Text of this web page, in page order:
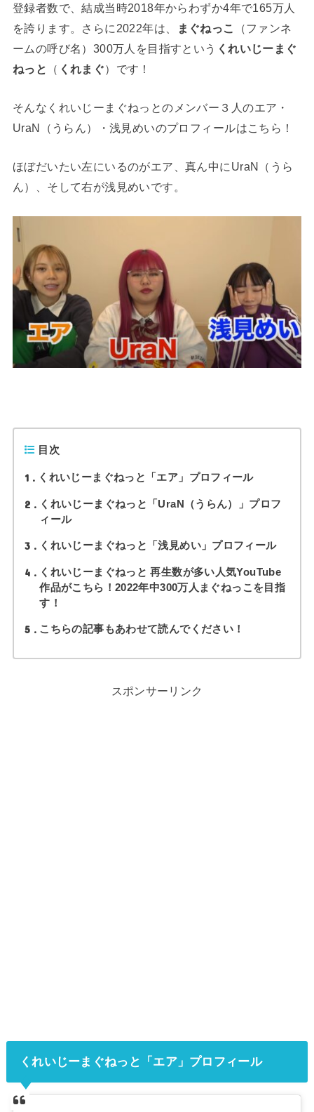
登録者数で、結成当時2018年からわずか4年で165万人
を誇ります。さらに2022年は、
まぐねっこ
（ファンネ
ームの呼び名）300万人を目指すという くれいじーまぐ
ねっと
（ くれまぐ）です！
そんなくれいじーまぐねっとのメンバー３人のエア・
UraN（うらん）・浅見めいのプロフィールはこちら！
ほぼだいたい左にいるのがエア、真ん中にUraN（うら
ん）、そして右が浅見めいです。
目次
1 くれいじーまぐねっと「エア」プロフィール
2
くれいじーまぐねっと「UraN（うらん）」プロフ
ィール
3 くれいじーまぐねっと「浅見めい」プロフィール
4
くれいじーまぐねっと 再生数が多い人気YouTube
作品がこちら！2022年中300万人まぐねっこを目指
す！
5 こちらの記事もあわせて読んでください！
スポンサーリンク
くれいじーまぐねっと「エア」プロフィール